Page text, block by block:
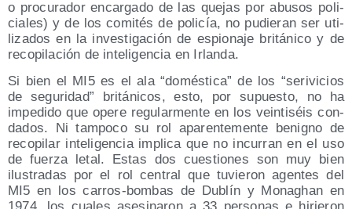
o pro­cu­ra­dor encar­ga­do de las que­jas por abu­sos poli­
cia­les) y de los comi­tés de poli­cía, no pudie­ran ser uti­
li­za­dos en la inves­ti­ga­ción de espio­na­je bri­tá­ni­co y de
reco­pi­la­ción de inte­li­gen­cia en Irlanda.
Si bien el MI5 es el ala “domés­ti­ca” de los “seri­vi­cios
de segu­ri­dad” bri­tá­ni­cos, esto, por supues­to, no ha
impe­di­do que ope­re regu­lar­men­te en los vein­ti­séis con­
da­dos. Ni tam­po­co su rol apa­ren­te­men­te benigno de
reco­pi­lar inte­li­gen­cia impli­ca que no incu­rran en el uso
de fuer­za letal. Estas dos cues­tio­nes son muy bien
ilus­tra­das por el rol cen­tral que tuvie­ron agen­tes del
MI5 en los carros-bom­bas de Dublín y Monaghan en